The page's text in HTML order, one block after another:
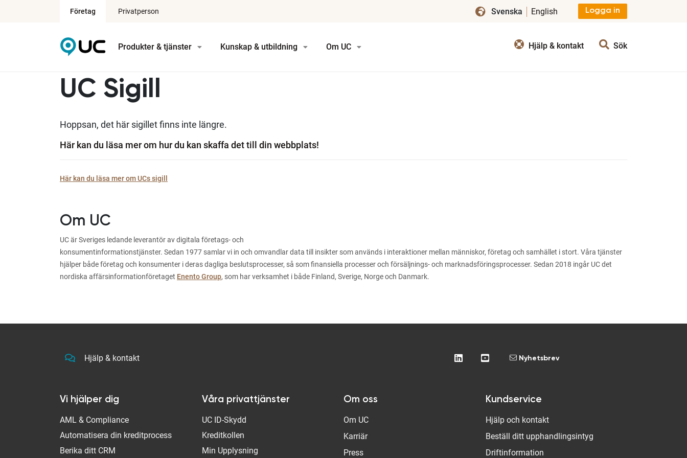
Företag Privatperson Logga in
Svenska English
Produkter & tjänster Kunskap & utbildning Om UC Hjälp & kontakt Sök
UC Sigill
Hoppsan, det här sigillet finns inte längre.
Här kan du läsa mer om hur du kan skaffa det till din webbplats!
Här kan du läsa mer om UCs sigill
Om UC
UC är Sveriges ledande leverantör av digitala företags- och
konsumentinformationstjänster. Sedan 1977 samlar vi in och omvandlar data till insikter som används i interaktioner mellan människor, företag och samhället i stort. Våra tjänster
hjälper både företag och konsumenter i deras dagliga beslutsprocesser, så som finansiella processer och försäljnings- och marknadsföringsprocesser. Sedan 2018 ingår UC det
nordiska affärsinformationföretaget Enento Group, som har verksamhet i både Finland, Sverige, Norge och Danmark.
Hjälp & kontakt Nyhetsbrev
Vi hjälper dig
AML & Compliance
Automatisera din kreditprocess
Berika ditt CRM
Våra privattjänster
UC ID-Skydd
Kreditkollen
Min Upplysning
Om oss
Om UC
Karriär
Press
Kundservice
Hjälp och kontakt
Beställ ditt upphandlingsintyg
Driftinformation